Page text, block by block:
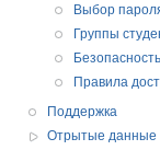
Выбор
Группы
Правила
Поддержка
Отрытые данные